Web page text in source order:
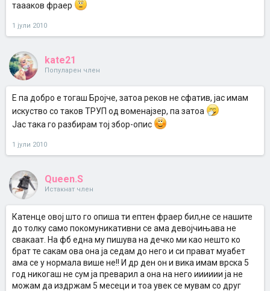
таааков фраер
1 јули 2010
kate21
Популарен член
Е па добро е тогаш Бројче, затоа реков не сфатив, јас имам
искуство со таков ТРУП од воменајзер, па затоа
Јас така го разбирам тој збор-опис
1 јули 2010
Queen.S
Истакнат член
Катенце овој што го опиша ти ептен фраер бил,не се нашите
до толку само покомуникативни се ама девојчињава не
свакаат. На фб една му пишува на дечко ми као нешто ко
брат те сакам ова она ја седам до него и си прават муабет
ама се у нормала више не!! И др ден он и вика имам врска 5
год никогаш не сум ја преварил а она на него ииииии ја не
можам да издржам 5 месеци и тоа увек се мувам со друг